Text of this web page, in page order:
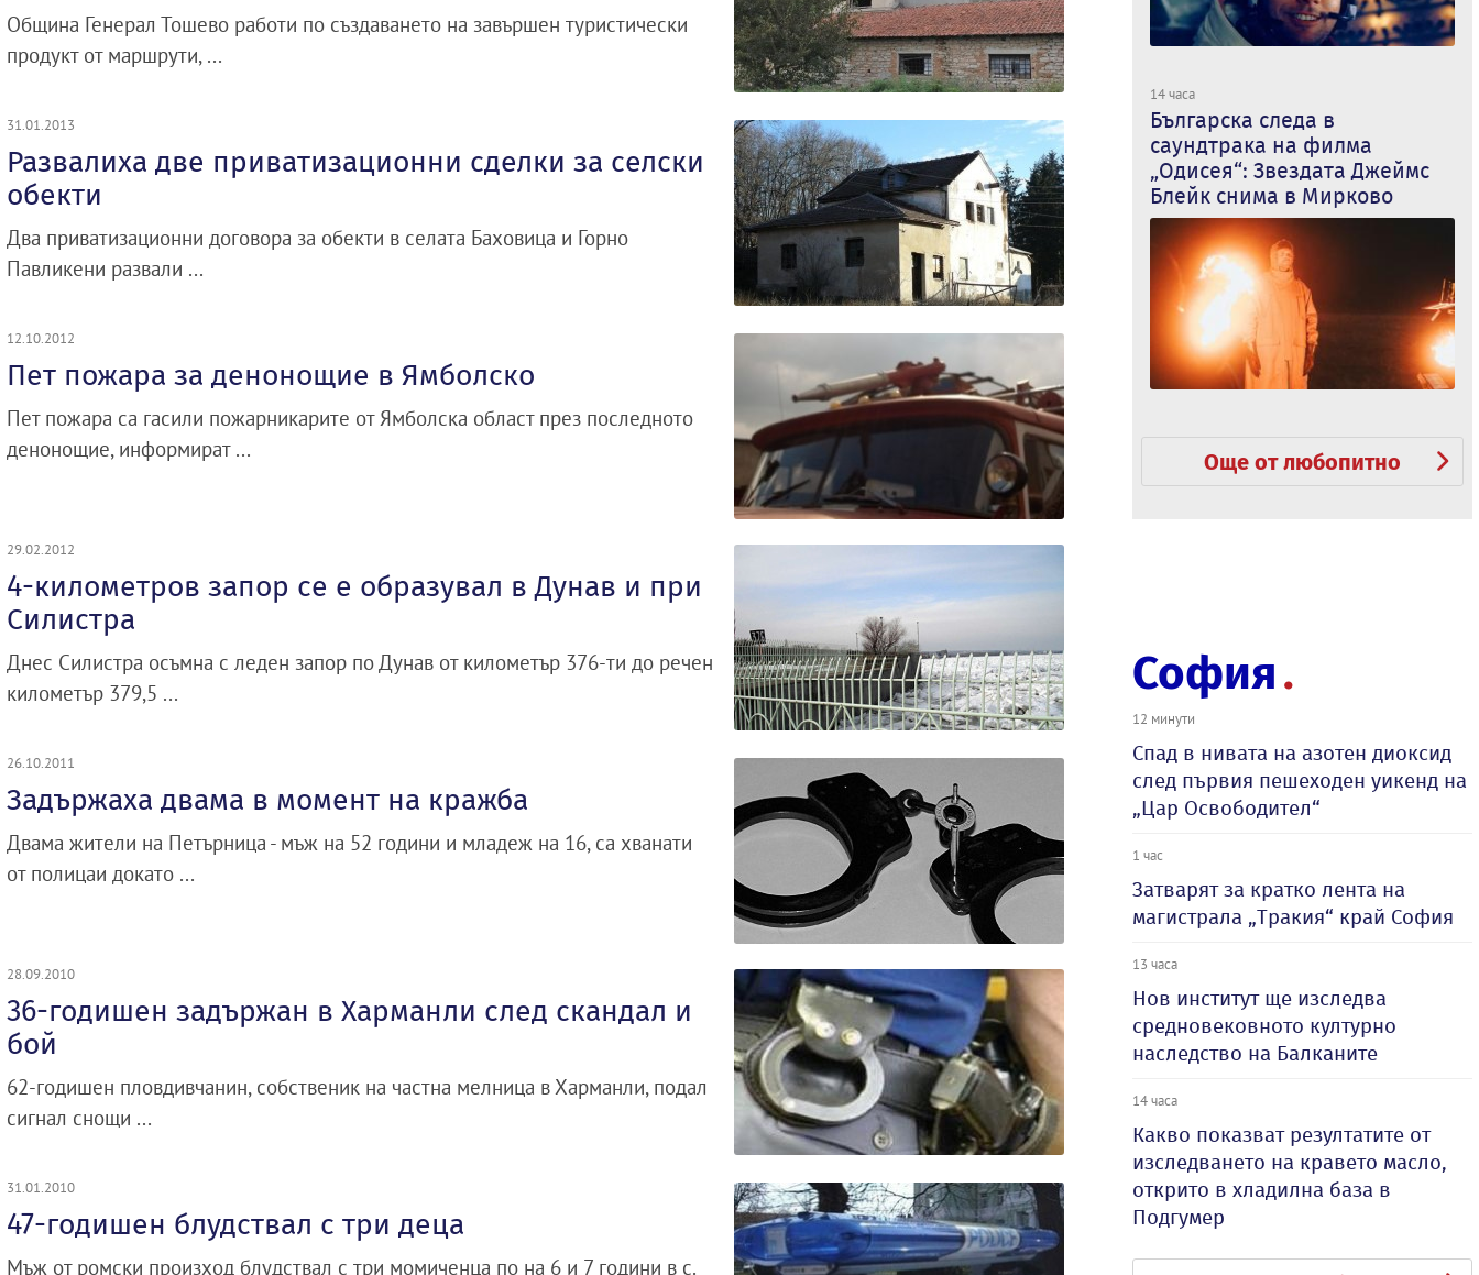
Община Генерал Тошево работи по създаването на завършен туристически
продукт от маршрути, ...
31.01.2013
Развалиха две приватизационни сделки за селски
обекти
Два приватизационни договора за обекти в селата Баховица и Горно
Павликени развали ...
12.10.2012
Пет пожара за денонощие в Ямболско
Пет пожара са гасили пожарникарите от Ямболска област през последното
денонощие, информират ...
29.02.2012
4-километров запор се е образувал в Дунав и при
Силистра
Днес Силистра осъмна с леден запор по Дунав от километър 376-ти до речен
километър 379,5 ...
26.10.2011
Задържаха двама в момент на кражба
Двама жители на Петърница - мъж на 52 години и младеж на 16, са хванати
от полицаи докато ...
28.09.2010
36-годишен задържан в Харманли след скандал и
бой
62-годишен пловдивчанин, собственик на частна мелница в Харманли, подал
сигнал снощи ...
31.01.2010
47-годишен блудствал с три деца
Мъж от ромски произход блудствал с три момиченца по на 6 и 7 години в с.
14 часа
Българска следа в
саундтрака на филма
„Одисея“: Звездата Джеймс
Блейк снима в Мирково
Още от любопитно
София
12 минути
Спад в нивата на азотен диоксид
след първия пешеходен уикенд на
„Цар Освободител“
1 час
Затварят за кратко лента на
магистрала „Тракия“ край София
13 часа
Нов институт ще изследва
средновековното културно
наследство на Балканите
14 часа
Какво показват резултатите от
изследването на кравето масло,
открито в хладилна база в
Подгумер